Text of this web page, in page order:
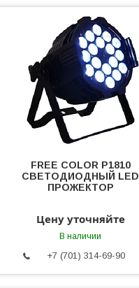
FREE COLOR P1810
СВЕТОДИОДНЫЙ LED
ПРОЖЕКТОР
Цену уточняйте
В наличии
+7 (701) 314-69-90